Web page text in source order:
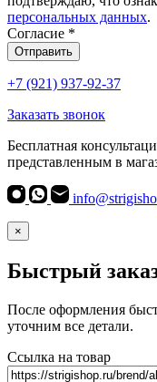
персональных данных.
Согласие *
Отправить
+7 (921) 937-92-37
Заказать звонок
Бесплатная
представленным в
×
Быстрый
После оформления
уточним все детали.
Ссылка на товар